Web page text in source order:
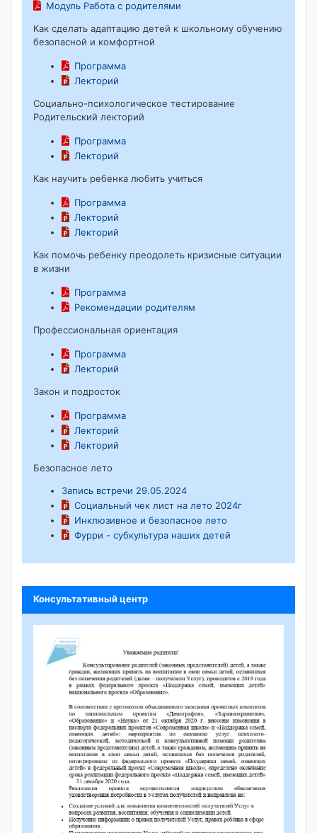
Модуль Работа с родителями
Как сделать адаптацию детей к школьному обучению
безопасной и комфортной
Программа
Лекторий
Социально-психологическое тестирование
Родительский лекторий
Программа
Лекторий
Как научить ребенка любить учиться
Программа
Лекторий
Лекторий
Как помочь ребенку преодолеть кризисные ситуации
в жизни
Программа
Рекомендации родителям
Профессиональная ориентация
Программа
Лекторий
Закон и подросток
Программа
Лекторий
Лекторий
Безопасное лето
Запись встречи 29.05.2024
Социальный чек лист на лето 2024г
Инклюзивное и безопасное лето
Фурри - субкультура наших детей
Консультативный центр